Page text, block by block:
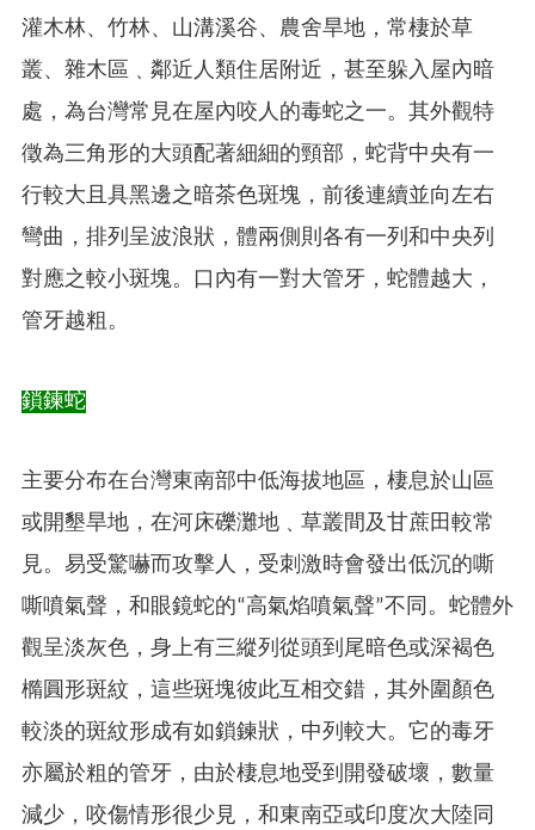
灌木林、竹林、山溝溪谷、農舍旱地，常棲於草
叢、雜木區﹑鄰近人類住居附近，甚至躲入屋內暗
處，為台灣常見在屋內咬人的毒蛇之一。其外觀特
徵為三角形的大頭配著細細的頸部，蛇背中央有一
行較大且具黑邊之暗茶色斑塊，前後連續並向左右
彎曲，排列呈波浪狀，體兩側則各有一列和中央列
對應之較小斑塊。口內有一對大管牙，蛇體越大，
管牙越粗。
鎖鍊蛇
主要分布在台灣東南部中低海拔地區，棲息於山區
或開墾旱地，在河床礫灘地﹑草叢間及甘蔗田較常
見。易受驚嚇而攻擊人，受刺激時會發出低沉的嘶
嘶噴氣聲，和眼鏡蛇的“高氣焰噴氣聲”不同。蛇體外
觀呈淡灰色，身上有三縱列從頭到尾暗色或深褐色
橢圓形斑紋，這些斑塊彼此互相交錯，其外圍顏色
較淡的斑紋形成有如鎖鍊狀，中列較大。它的毒牙
亦屬於粗的管牙，由於棲息地受到開發破壞，數量
減少，咬傷情形很少見，和東南亞或印度次大陸同